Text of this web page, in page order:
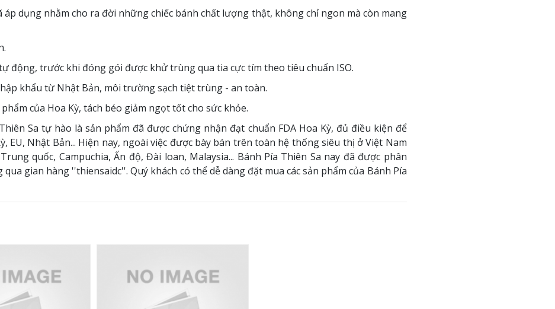
dụng nhằm cho ra đời những chiếc bánh chất lượng thật, không chỉ ngon mà còn mang
động, trước khi đóng gói được khử trùng qua tia cực tím theo tiêu chuẩn ISO.
khẩu từ Nhật Bản, môi trường sạch tiệt trùng - an toàn.
của Hoa Kỳ, tách béo giảm ngọt tốt cho sức khỏe.
Sa tự hào là sản phẩm đã được chứng nhận đạt chuẩn FDA Hoa Kỳ, đủ điều kiện để
Nhật Bản... Hiện nay, ngoài việc được bày bán trên toàn hệ thống siêu thị ở Việt Nam
quốc, Campuchia, Ấn độ, Đài loan, Malaysia... Bánh Pía Thiên Sa nay đã được phân
gian hàng ''thiensaidc''. Quý khách có thể dễ dàng đặt mua các sản phẩm của Bánh Pía